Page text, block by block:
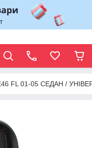
FL 01-05 СЕДАН /